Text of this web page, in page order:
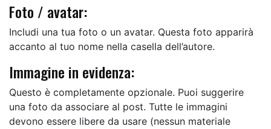
Foto / avatar:
Includi una tua foto o un avatar. Questa foto apparirà
accanto al tuo nome nella casella dell’autore.
Immagine in evidenza:
Questo è completamente opzionale. Puoi suggerire
una foto da associare al post. Tutte le immagini
devono essere libere da usare (nessun materiale